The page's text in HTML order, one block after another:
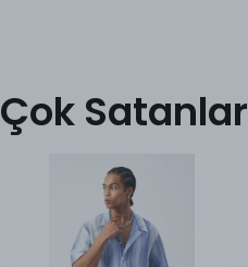
Çok Satanlar